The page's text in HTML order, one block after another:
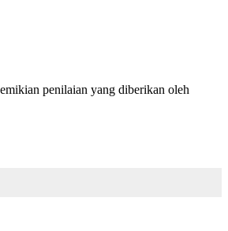
penilaian yang diberikan oleh